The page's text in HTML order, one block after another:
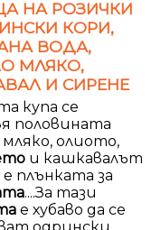
НА РОЗИЧКИ
КОРИ,
ВОДА,
МЛЯКО,
И СИРЕНЕ
купа се
половината
мляко, олиото,
и кашкавалът
плънката за
....За тази
е хубаво да се